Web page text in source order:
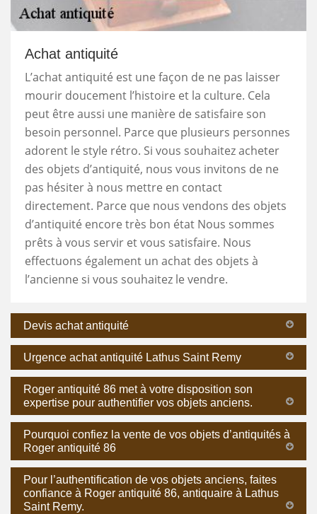
Achat antiquité
L’achat antiquité est une façon de ne pas laisser
mourir doucement l’histoire et la culture. Cela
peut être aussi une manière de satisfaire son
besoin personnel. Parce que plusieurs personnes
adorent le style rétro. Si vous souhaitez acheter
des objets d’antiquité, nous vous invitons de ne
pas hésiter à nous mettre en contact
directement. Parce que nous vendons des objets
d’antiquité encore très bon état Nous sommes
prêts à vous servir et vous satisfaire. Nous
effectuons également un achat des objets à
l’ancienne si vous souhaitez le vendre.
Devis achat antiquité
Urgence achat antiquité Lathus Saint Remy
Roger antiquité 86 met à votre disposition son
expertise pour authentifier vos objets anciens.
Pourquoi confiez la vente de vos objets d’antiquités à
Roger antiquité 86
Pour l’authentification de vos objets anciens, faites
confiance à Roger antiquité 86, antiquaire à Lathus
Saint Remy.